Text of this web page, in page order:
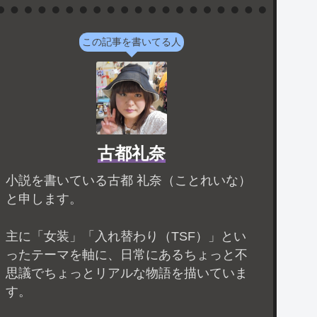
この記事を書いてる人
古都礼奈
小説を書いている古都 礼奈（ことれいな）
と申します。
主に「女装」「入れ替わり（TSF）」とい
ったテーマを軸に、日常にあるちょっと不
思議でちょっとリアルな物語を描いていま
す。